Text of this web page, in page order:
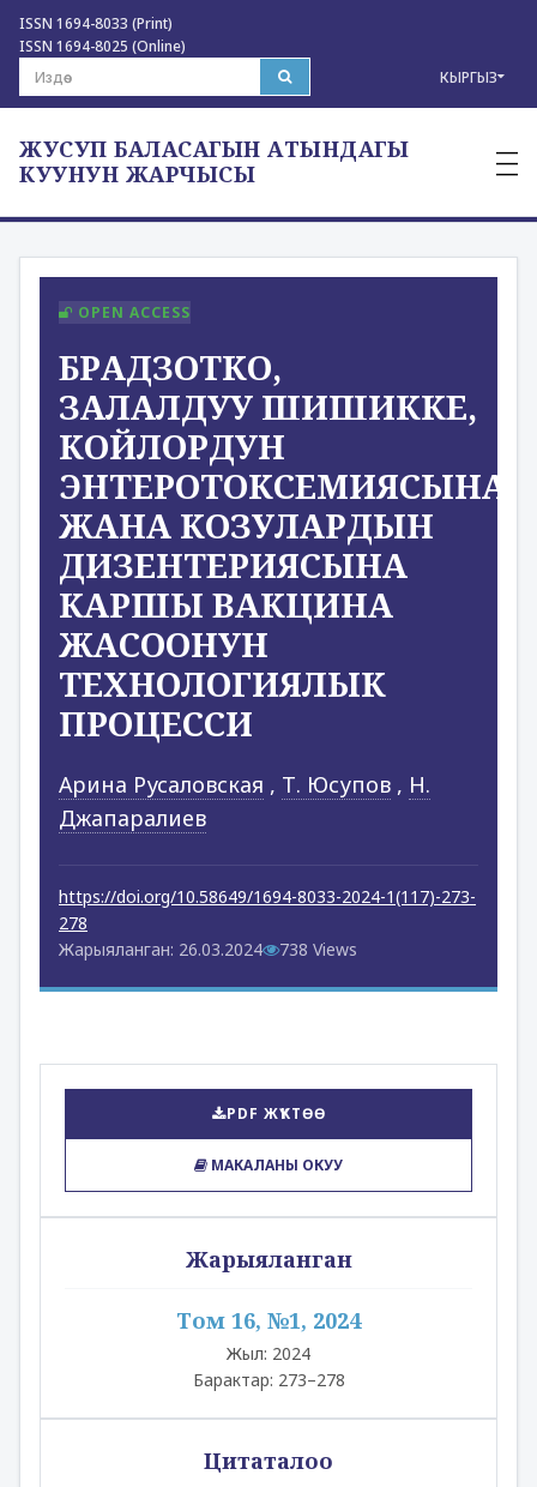
ISSN 1694-8033 (Print)
ISSN 1694-8025 (Online)
КЫРГЫЗ
ЖУСУП БАЛАСАГЫН АТЫНДАГЫ
КУУНУН ЖАРЧЫСЫ
—
—
—
OPEN ACCESS
БРАДЗОТКО,
ЗАЛАЛДУУ ШИШИККЕ,
КОЙЛОРДУН
ЭНТЕРОТОКСЕМИЯСЫНА
ЖАНА КОЗУЛАРДЫН
ДИЗЕНТЕРИЯСЫНА
КАРШЫ ВАКЦИНА
ЖАСООНУН
ТЕХНОЛОГИЯЛЫК
ПРОЦЕССИ
Арина Русаловская , Т. Юсупов , Н.
Джапаралиев
https://doi.org/10.58649/1694-8033-2024-1(117)-273-
278
Жарыяланган: 26.03.2024
738 Views
PDF ЖҮКТӨӨ
МАКАЛАНЫ ОКУУ
Жарыяланган
Том 16, №1, 2024
Жыл: 2024
Барактар: 273–278
Цитаталоо